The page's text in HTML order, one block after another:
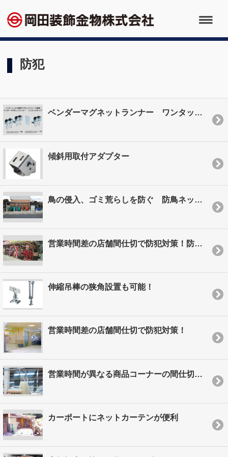
防犯
ベンダーマグネットランナー ワンタッチタイプ
傾斜用取付アダプター
鳥の侵入、ゴミ荒らしを防ぐ 防鳥ネットカーテン施工
営業時間差の店舗間仕切で防犯対策！防犯ネット
伸縮吊棒の狭角設置も可能！
営業時間差の店舗間仕切で防犯対策！
営業時間が異なる商品コーナーの間仕切で防犯対策！
カーポートにネットカーテンが便利